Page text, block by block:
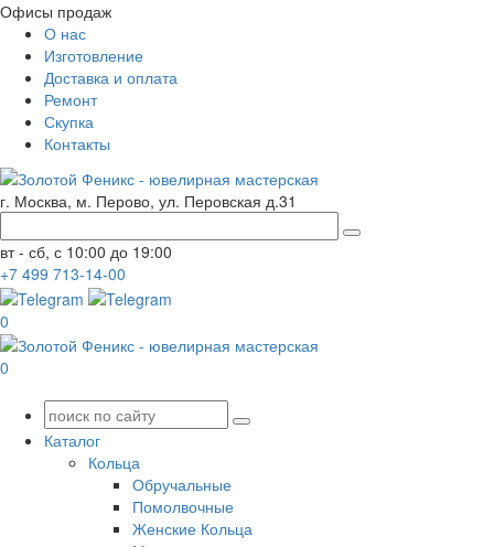
Офисы продаж
О нас
Изготовление
Доставка и оплата
Ремонт
Скупка
Контакты
г. Москва, м. Перово, ул. Перовская д.31
вт - сб, с 10:00 до 19:00
+7 499 713-14-00
0
0
Каталог
Кольца
Обручальные
Помолвочные
Женские Кольца